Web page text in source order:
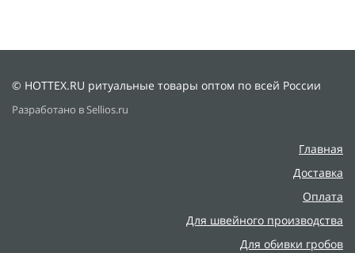
© HOTTEX.RU ритуальные товары оптом по всей России
Разработано в Sellios.ru
Главная
Доставка
Оплата
Для швейного производства
Для обивки гробов